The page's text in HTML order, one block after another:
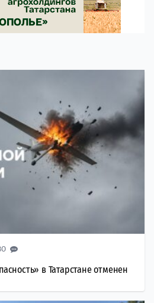
в Татарстане отменен